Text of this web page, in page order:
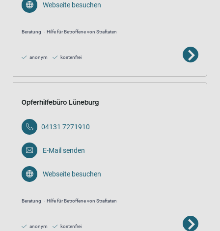
Webseite besuchen
Beratung Hilfe für Betroffene von Straftaten
anonym kostenfrei
Opferhilfebüro Lüneburg
04131 7271910
E-Mail senden
Webseite besuchen
Beratung Hilfe für Betroffene von Straftaten
anonym kostenfrei